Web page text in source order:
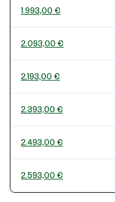
1.993,00 €
2.093,00 €
2.193,00 €
2.393,00 €
2.493,00 €
2.593,00 €